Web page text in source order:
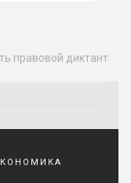
правовой диктант